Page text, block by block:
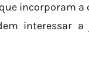
incorporam
interessar